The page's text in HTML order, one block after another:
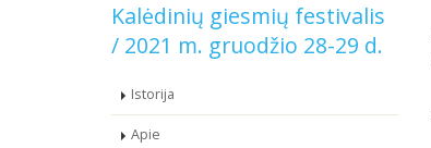
Kalėdinių giesmių festivalis
/ 2021 m. gruodžio 28-29 d.
Istorija
Apie